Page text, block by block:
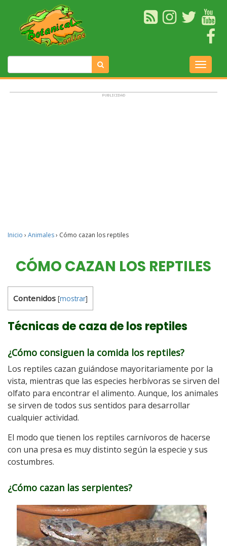
Inicio › Animales› Cómo cazan los reptiles
CÓMO CAZAN LOS REPTILES
Contenidos [mostrar]
Técnicas de caza de los reptiles
¿Cómo consiguen la comida los reptiles?
Los reptiles cazan guiándose mayoritariamente por la
vista, mientras que las especies herbívoras se sirven del
olfato para encontrar el alimento. Aunque, los animales
se sirven de todos sus sentidos para desarrollar
cualquier actividad.
El modo que tienen los reptiles carnívoros de hacerse
con una presa es muy distinto según la especie y sus
costumbres.
¿Cómo cazan las serpientes?